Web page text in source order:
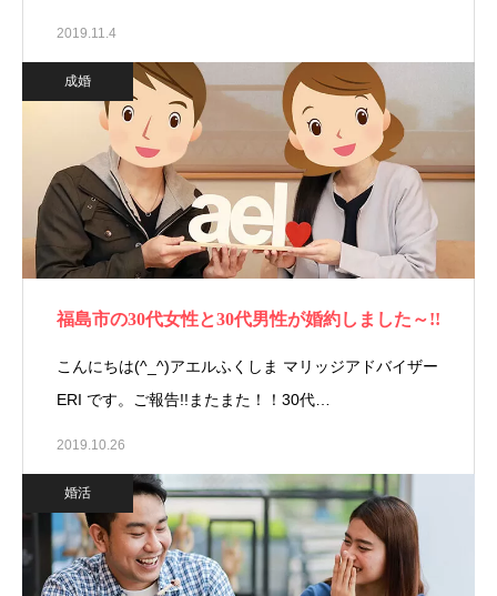
2019.11.4
成婚
福島市の30代女性と30代男性が婚約しました～!!
こんにちは(^_^)アエルふくしま マリッジアドバイザー
ERI です。ご報告!!またまた！！30代…
2019.10.26
婚活